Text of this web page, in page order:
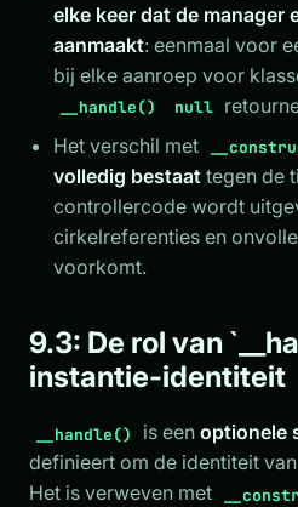
elke keer dat de manager
aanmaakt: eenmaal voor
bij elke aanroep voor
__handle() null
Het verschil met
volledig bestaat tegen de
controllercode wordt
cirkelreferenties en
voorkomt.
9.3: De rol van
instantie-identiteit
__handle() is eenoptionele
definieert om de identiteit
Het is verweven met